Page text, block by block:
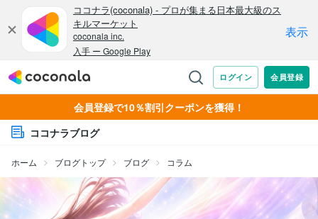
会員登録で10％割引クーポンを獲得！
ココナラブログ
ホーム ブログトップ ブログ コラム